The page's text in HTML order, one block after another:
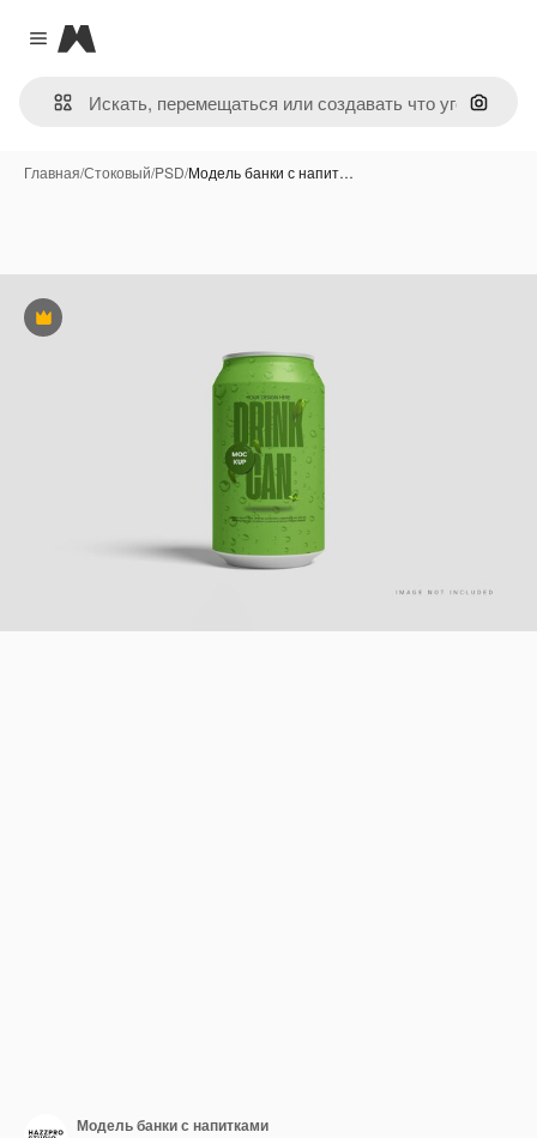
Close menu
Magnific
Поиск
Главная/Стоковый/PSD/Модель банки с напит…
Премиум
Модель банки с напитками